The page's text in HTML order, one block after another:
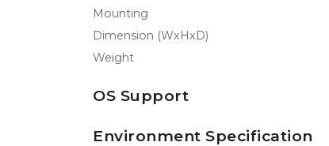
Mounting
Dimension (WxHxD)
Weight
OS Support
Environment Specification